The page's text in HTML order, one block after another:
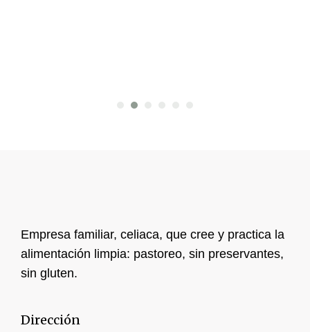
Empresa familiar, celiaca, que cree y practica la
alimentación limpia: pastoreo, sin preservantes,
sin gluten.
Dirección